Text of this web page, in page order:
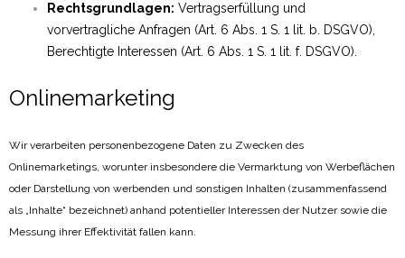
Rechtsgrundlagen: Vertragserfüllung und
vorvertragliche Anfragen (Art. 6 Abs. 1 S. 1 lit. b. DSGVO),
Berechtigte Interessen (Art. 6 Abs. 1 S. 1 lit. f. DSGVO).
Onlinemarketing
Wir verarbeiten personenbezogene Daten zu Zwecken des
Onlinemarketings, worunter insbesondere die Vermarktung von Werbeflächen
oder Darstellung von werbenden und sonstigen Inhalten (zusammenfassend
als „Inhalte“ bezeichnet) anhand potentieller Interessen der Nutzer sowie die
Messung ihrer Effektivität fallen kann.